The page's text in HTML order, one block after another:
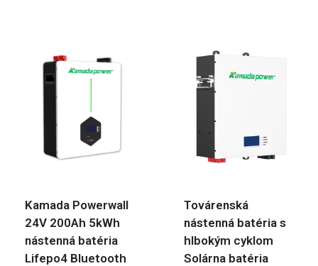
Kamada Powerwall
24V 200Ah 5kWh
nástenná batéria
Lifepo4 Bluetooth
Továrenská
nástenná batéria s
hlbokým cyklom
Solárna batéria